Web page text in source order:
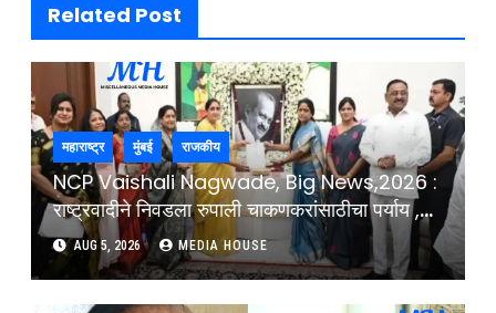
Related Post
महाराष्ट्र मुंबई राजकीय
NCP Vaishali Nagwade, Big News,2026 :
राष्ट्रवादीने निवडला रुपाली चाकणकरांसाठीचा पर्याय ,
कोणाची लागलीये वर्णी ?
AUG 5, 2026 MEDIA HOUSE